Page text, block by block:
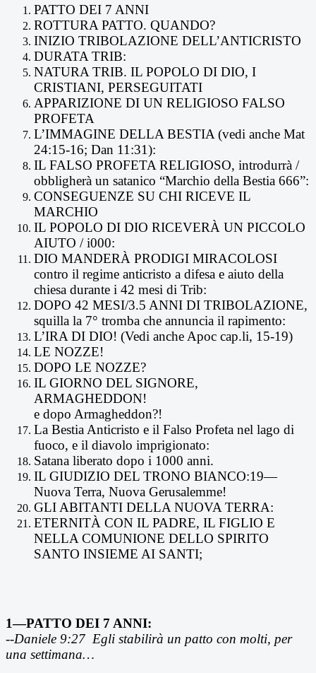
PATTO DEI 7 ANNI
ROTTURA PATTO. QUANDO?
INIZIO TRIBOLAZIONE DELL’ANTICRISTO
DURATA TRIB:
NATURA TRIB. IL POPOLO DI DIO, I
CRISTIANI, PERSEGUITATI
APPARIZIONE DI UN RELIGIOSO FALSO
PROFETA
L’IMMAGINE DELLA BESTIA (vedi anche Mat
24:15-16; Dan 11:31):
IL FALSO PROFETA RELIGIOSO, introdurrà /
obbligherà un satanico “Marchio della Bestia 666”:
CONSEGUENZE SU CHI RICEVE IL
MARCHIO
IL POPOLO DI DIO RICEVERÀ UN PICCOLO
AIUTO / i000:
DIO MANDERÀ PRODIGI MIRACOLOSI
contro il regime anticristo a difesa e aiuto della
chiesa durante i 42 mesi di Trib:
DOPO 42 MESI/3.5 ANNI DI TRIBOLAZIONE,
squilla la 7° tromba che annuncia il rapimento:
L’IRA DI DIO! (Vedi anche Apoc cap.li, 15-19)
LE NOZZE!
DOPO LE NOZZE?
IL GIORNO DEL SIGNORE,
ARMAGHEDDON!
e dopo Armagheddon?!
La Bestia Anticristo e il Falso Profeta nel lago di
fuoco, e il diavolo imprigionato:
Satana liberato dopo i 1000 anni.
IL GIUDIZIO DEL TRONO BIANCO:19—
Nuova Terra, Nuova Gerusalemme!
GLI ABITANTI DELLA NUOVA TERRA:
ETERNITÀ CON IL PADRE, IL FIGLIO E
NELLA COMUNIONE DELLO SPIRITO
SANTO INSIEME AI SANTI;
1—PATTO DEI 7 ANNI:
--Daniele 9:27 Egli stabilirà un patto con molti, per
una settimana…